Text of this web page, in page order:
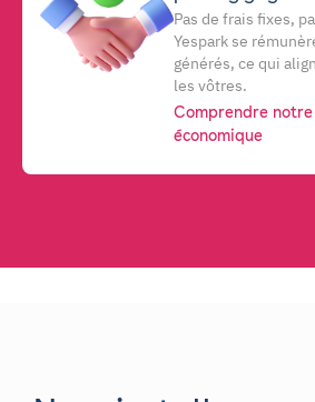
Pas de frais fixes,
Yespark se
générés, ce qui
les vôtres.
Comprendre
économique